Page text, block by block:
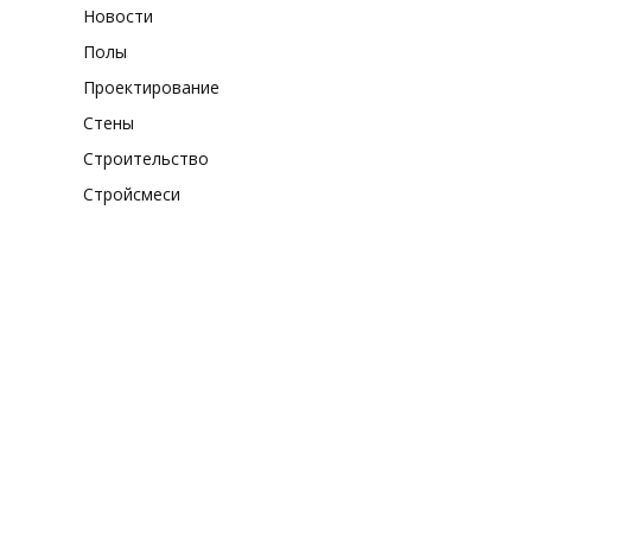
Новости
Полы
Проектирование
Стены
Строительство
Стройсмеси